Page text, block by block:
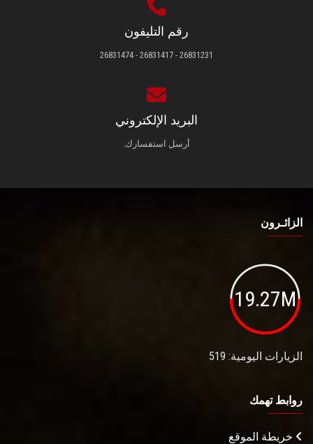
رقم التليفون
26831231 - 26831417 - 26831474
البريد الإلكتروني
أرسل استفسارك.
الزائـرون
19.27M
الزيارات اليومية: 519
روابط تهمك
خريطة الموقع